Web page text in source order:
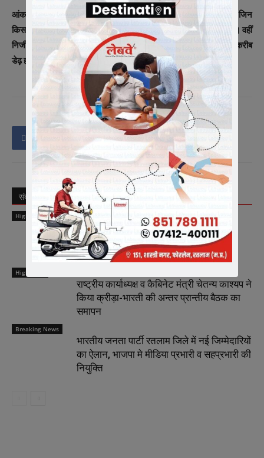
आंकड़े बताते हैं कि कुल 85 लाख में से 60 लाख किसान ही कर्जदार हैं। जिन
किसानों का दो लाख रुपये तक का कर्ज माफ होना है उनकी संख्या 40 लाख है। वहीं
निजी बैंकों से जुड़े किसानों की संख्या करीब सवा दो लाख है। इन किसानों पर करीब
डेढ़ हजार करोड़ रुपये का कर्ज है।
संबंधित लेख लेखक से और अधिक
Highlights
मीडिया में संगठन को सशक्त रूप से प्रस्तुत करें
मीडिया प्रभारी – चेतन्य काश्यप
Highlights
राष्ट्रीय कार्याध्यक्ष व कैबिनेट मंत्री चेतन्य काश्यप ने
किया क्रीड़ा-भारती की अन्तर प्रान्तीय बैठक का
समापन
Breaking News
भारतीय जनता पार्टी रतलाम जिले में नई जिम्मेदारियों
का ऐलान, भाजपा मे मीडिया प्रभारी व सहप्रभारी की
नियुक्ति